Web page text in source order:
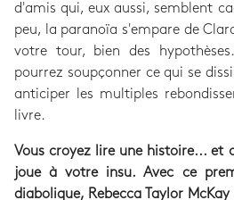
d'amis qui, eux aussi, semblent
peu, la paranoïa s'empare de
votre tour, bien des
pourrez soupçonner ce qui se
anticiper les multiples
livre.
Vous croyez lire une histoire... et
joue à votre insu. Avec ce
diabolique, Rebecca Taylor